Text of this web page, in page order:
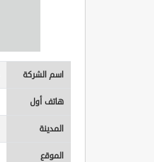
اسم الشركة
هاتف أول
المدينة
الموقع